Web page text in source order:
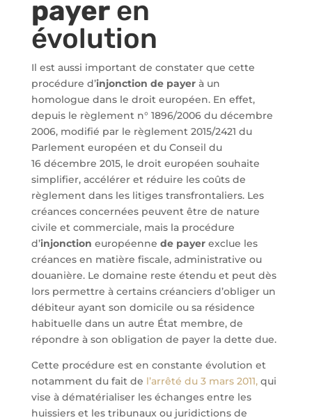
payeren
évolution
Il est aussi important de constater que cette
procédure d’injonction de payerà un
homologue dans le droit européen. En effet,
depuis le règlement n° 1896/2006 du décembre
2006, modifié par le règlement 2015/2421 du
Parlement européen et du Conseil du
16 décembre 2015, le droit européen souhaite
simplifier, accélérer et réduire les coûts de
règlement dans les litiges transfrontaliers. Les
créances concernées peuvent être de nature
civile et commerciale, mais la procédure
d’injonction européenne de payerexclue les
créances en matière fiscale, administrative ou
douanière. Le domaine reste étendu et peut dès
lors permettre à certains créanciers d’obliger un
débiteur ayant son domicile ou sa résidence
habituelle dans un autre État membre, de
répondre à son obligation de payer la dette due.
Cette procédure est en constante évolution et
notamment du fait de l’arrêté du 3 mars 2011,qui
vise à dématérialiser les échanges entre les
huissiers et les tribunaux ou juridictions de